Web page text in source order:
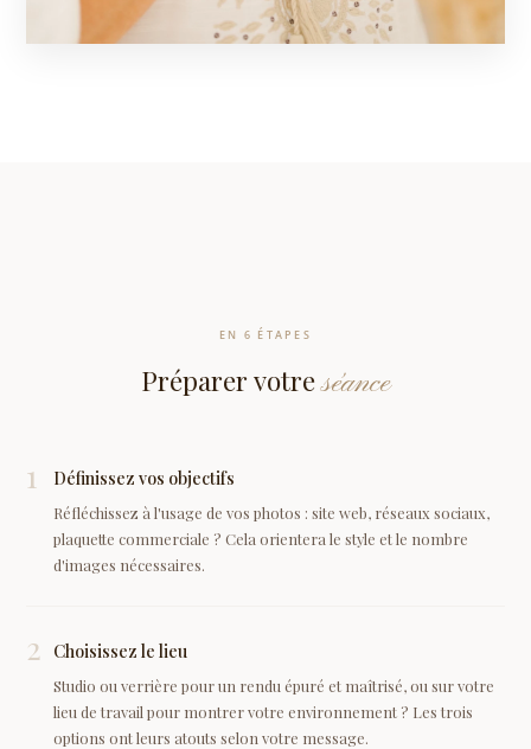
EN 6 ÉTAPES
Préparer votreséance
1 Définissez vos objectifs
Réfléchissez à l'usage de vos photos : site web, réseaux sociaux,
plaquette commerciale ? Cela orientera le style et le nombre
d'images nécessaires.
2 Choisissez le lieu
Studio ou verrière pour un rendu épuré et maîtrisé, ou sur votre
lieu de travail pour montrer votre environnement ? Les trois
options ont leurs atouts selon votre message.